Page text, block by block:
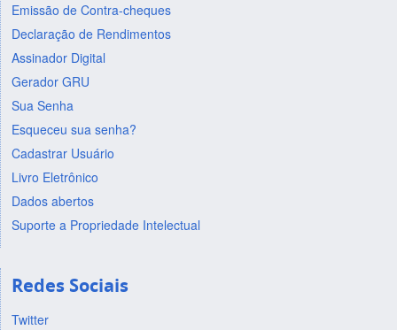
Emissão de Contra-cheques
Declaração de Rendimentos
Assinador Digital
Gerador GRU
Sua Senha
Esqueceu sua senha?
Cadastrar Usuário
Livro Eletrônico
Dados abertos
Suporte a Propriedade Intelectual
Redes Sociais
Twitter